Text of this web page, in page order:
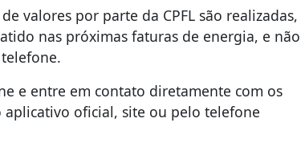
valores por parte da CPFL são realizadas,
nas próximas faturas de energia, e não
e entre em contato diretamente com os
aplicativo oficial, site ou pelo telefone